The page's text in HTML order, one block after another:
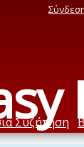
Συζήτηση